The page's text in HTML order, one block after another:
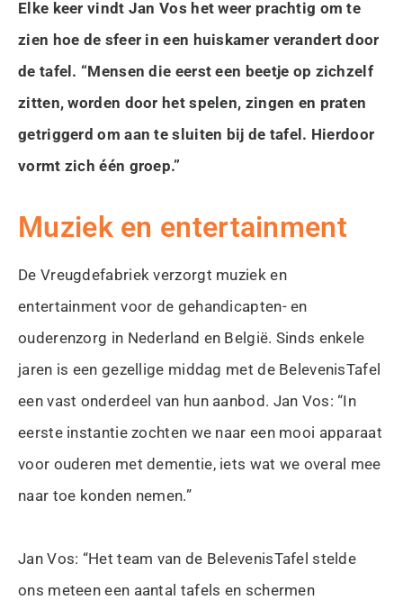
Elke keer vindt Jan Vos het weer prachtig om te
zien hoe de sfeer in een huiskamer verandert door
de tafel. “Mensen die eerst een beetje op zichzelf
zitten, worden door het spelen, zingen en praten
getriggerd om aan te sluiten bij de tafel. Hierdoor
vormt zich één groep.”
Muziek en entertainment
De Vreugdefabriek verzorgt muziek en
entertainment voor de gehandicapten- en
ouderenzorg in Nederland en België. Sinds enkele
jaren is een gezellige middag met de BelevenisTafel
een vast onderdeel van hun aanbod. Jan Vos: “In
eerste instantie zochten we naar een mooi apparaat
voor ouderen met dementie, iets wat we overal mee
naar toe konden nemen.”
Jan Vos: “Het team van de BelevenisTafel stelde
ons meteen een aantal tafels en schermen